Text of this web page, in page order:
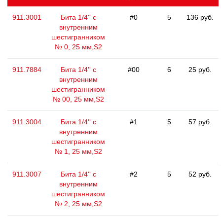
911.3001
Бита 1/4'' с
внутренним
шестигранником
№ 0, 25 мм,S2
#0 5 136 руб.
911.7884
Бита 1/4'' с
внутренним
шестигранником
№ 00, 25 мм,S2
#00 6 25 руб.
911.3004
Бита 1/4'' с
внутренним
шестигранником
№ 1, 25 мм,S2
#1 5 57 руб.
911.3007
Бита 1/4'' с
внутренним
шестигранником
№ 2, 25 мм,S2
#2 5 52 руб.